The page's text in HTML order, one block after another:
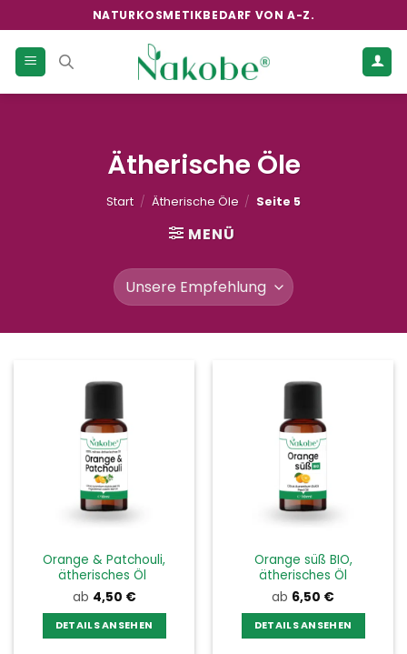
Inhalt
springen
NATURKOSMETIKBEDARF VON A-Z.
Ätherische Öle
Start / Ätherische Öle / Seite 5
MENÜ
Orange & Patchouli,
ätherisches Öl
ab 4,50 €
DETAILS ANSEHEN
Orange süß BIO,
ätherisches Öl
ab 6,50 €
DETAILS ANSEHEN